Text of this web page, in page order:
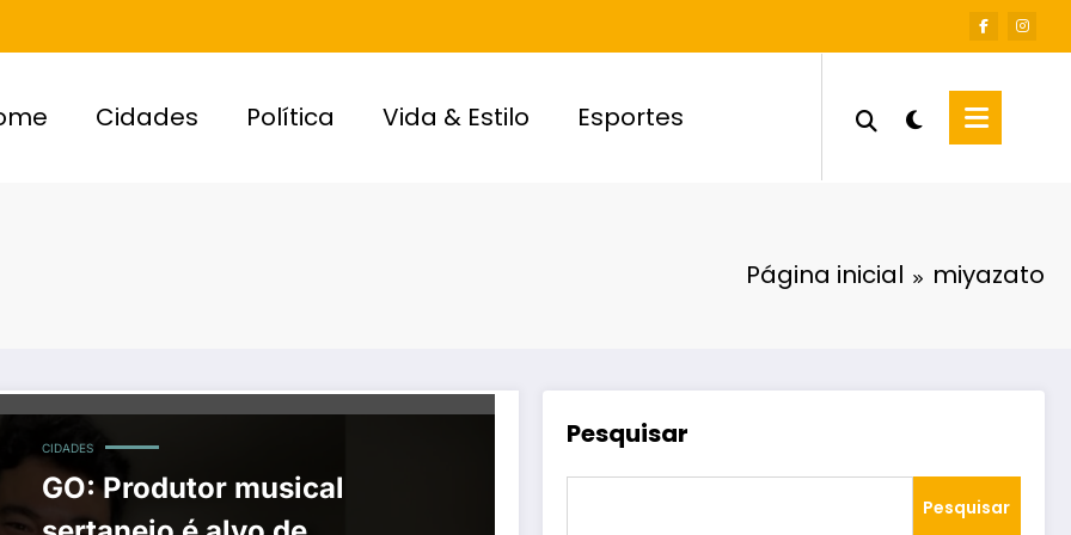
Cidades Política Vida & Estilo Esportes
Página inicial miyazato
CIDADES
GO: Produtor musical
Pesquisar
Pesquisar